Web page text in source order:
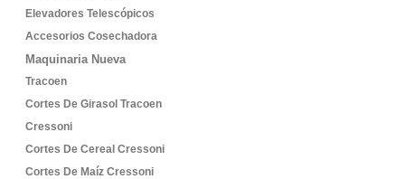
Elevadores Telescópicos
Accesorios Cosechadora
Maquinaria Nueva
Tracoen
Cortes De Girasol Tracoen
Cressoni
Cortes De Cereal Cressoni
Cortes De Maíz Cressoni